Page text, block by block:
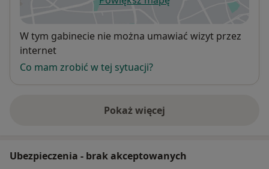
otwiera się w nowej karcie
Dostępność
W tym gabinecie nie można umawiać wizyt przez
internet
Co mam zrobić w tej sytuacji?
Pokaż więcej
o adresie
Ubezpieczenia - brak akceptowanych